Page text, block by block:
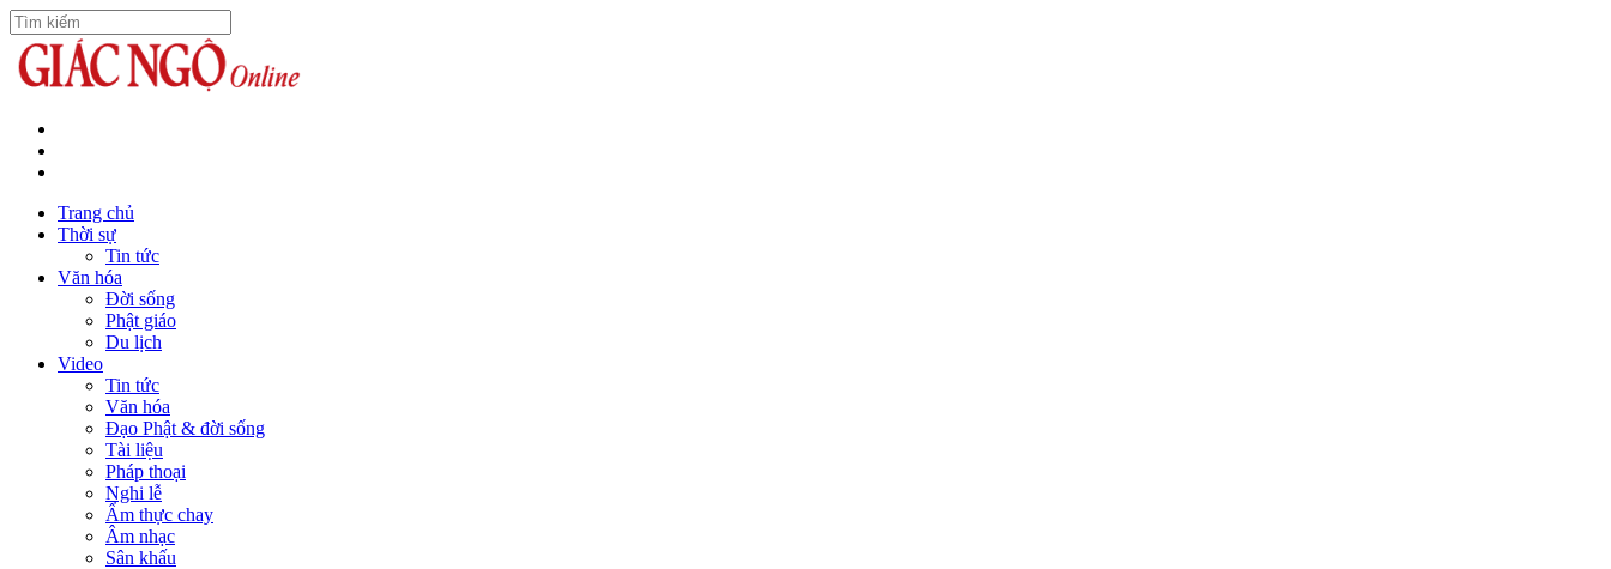
Trang chủ
Thời sự
Tin tức
Văn hóa
Đời sống
Phật giáo
Du lịch
Video
Tin tức
Văn hóa
Đạo Phật & đời sống
Tài liệu
Pháp thoại
Nghi lễ
Ẩm thực chay
Âm nhạc
Sân khấu